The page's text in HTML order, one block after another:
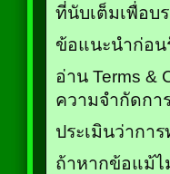
ที่นับเต็มเพื่อบ
ข้อแนะนำก่อน
อ่าน Terms &
ความจำกัดกา
ประเมินว่ากา
ถ้าหากข้อแม้ไ